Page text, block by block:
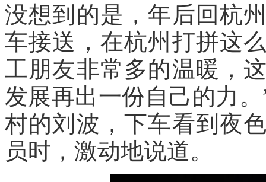
没想到的是，年后回杭
车接送，在杭州打拼这
工朋友非常多的温暖，
发展再出一份自己的力
村的刘波，下车看到夜
员时，激动地说道。